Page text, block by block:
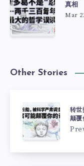
真相
Mar
Other Stories
转世
颠覆